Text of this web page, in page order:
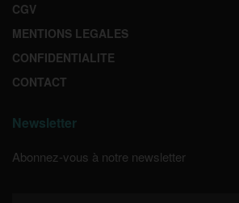
CGV
MENTIONS LEGALES
CONFIDENTIALITE
CONTACT
Newsletter
Abonnez-vous à notre newsletter